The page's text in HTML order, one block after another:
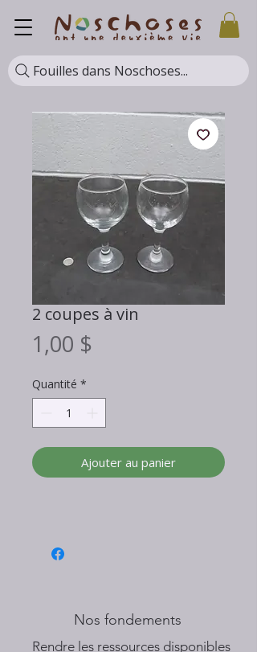
Fouilles dans Noschoses...
2 coupes à vin
1,00 $
Quantité *
Ajouter au panier
Nos fondements
​Rendre les ressources disponibles